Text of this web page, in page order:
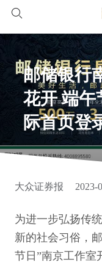
邮储银行
花开 端午
际首页登
大众证券报 2023-
为进一步弘扬传
新的社会习俗，
节日”南京工作